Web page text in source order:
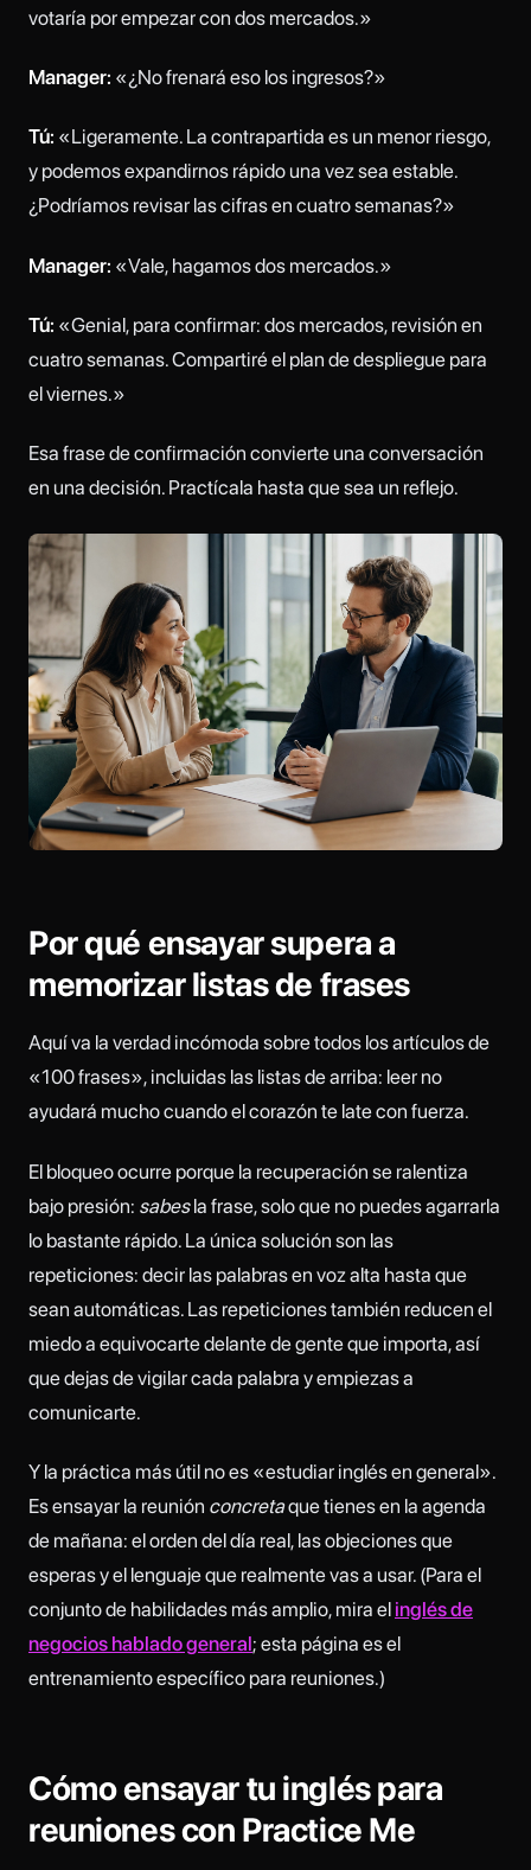
votaría por empezar con dos mercados.»
Manager: «¿No frenará eso los ingresos?»
Tú: «Ligeramente. La contrapartida es un menor riesgo,
y podemos expandirnos rápido una vez sea estable.
¿Podríamos revisar las cifras en cuatro semanas?»
Manager: «Vale, hagamos dos mercados.»
Tú: «Genial, para confirmar: dos mercados, revisión en
cuatro semanas. Compartiré el plan de despliegue para
el viernes.»
Esa frase de confirmación convierte una conversación
en una decisión. Practícala hasta que sea un reflejo.
Por qué ensayar supera a
memorizar listas de frases
Aquí va la verdad incómoda sobre todos los artículos de
«100 frases», incluidas las listas de arriba: leer no
ayudará mucho cuando el corazón te late con fuerza.
El bloqueo ocurre porque la recuperación se ralentiza
bajo presión: sabesla frase, solo que no puedes agarrarla
lo bastante rápido. La única solución son las
repeticiones: decir las palabras en voz alta hasta que
sean automáticas. Las repeticiones también reducen el
miedo a equivocarte delante de gente que importa, así
que dejas de vigilar cada palabra y empiezas a
comunicarte.
Y la práctica más útil no es «estudiar inglés en general».
Es ensayar la reunión concretaque tienes en la agenda
de mañana: el orden del día real, las objeciones que
esperas y el lenguaje que realmente vas a usar. (Para el
conjunto de habilidades más amplio, mira el inglés de
negocios hablado general; esta página es el
entrenamiento específico para reuniones.)
Cómo ensayar tu inglés para
reuniones con Practice Me